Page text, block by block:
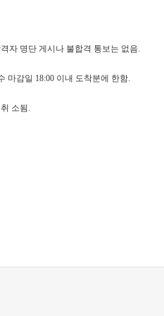
자 명단 게시나 불합격 통보는 없음.
마감일 18:00 이내 도착분에 한함.
소됨.